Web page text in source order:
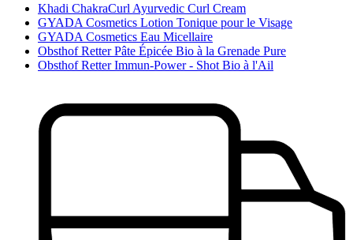
Khadi ChakraCurl Ayurvedic Curl Cream
GYADA Cosmetics Lotion Tonique pour le Visage
GYADA Cosmetics Eau Micellaire
Obsthof Retter Pâte Épicée Bio à la Grenade Pure
Obsthof Retter Immun-Power - Shot Bio à l'Ail